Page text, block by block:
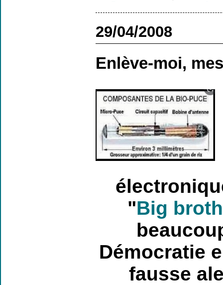
29/04/2008
Enlève-moi,
"Big
Démocratie
fausse